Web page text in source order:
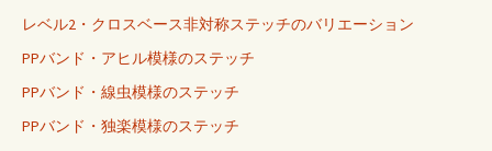
レベル2・クロスベース非対称ステッチのバリエーション
PPバンド・アヒル模様のステッチ
PPバンド・線虫模様のステッチ
PPバンド・独楽模様のステッチ